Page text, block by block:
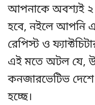
আপনাকে অবশ্যই
হবে, নইলে আপনি
রেপিস্ট ও
এই মতে অটল যে,
কনজারভেটিভ
হচ্ছে।